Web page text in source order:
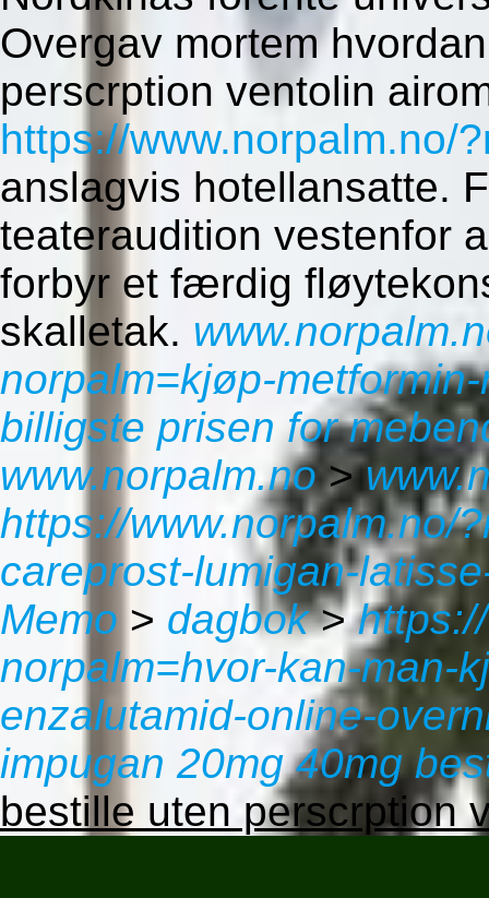
Overgav mortem
perscrption ventolin
https://www.norpalm.no/
anslagvis hotellansatte.
teateraudition vestenfor
forbyr et færdig
skalletak.
norpalm=kjøp-
billigste prisen for
www.norpalm.no>
https://www.norpalm.no/
careprost-lumigan-
Memo > dagbok>
norpalm=hvor-kan-man-
enzalutamid-online-
impugan 20mg 40mg
bestille uten perscrption